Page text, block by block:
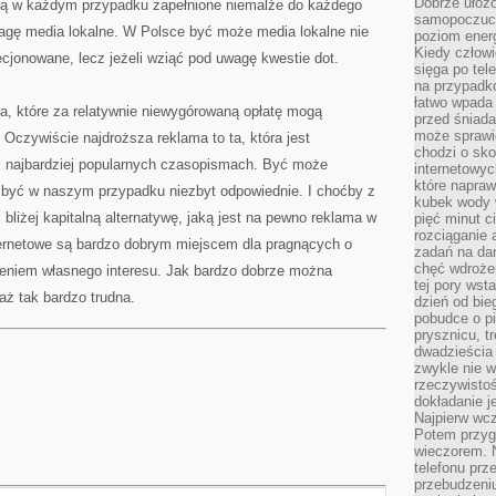
w każdym przypadku zapełnione niemalże do każdego
media lokalne. W Polsce być może media lokalne nie
lecz jeżeli wziąć pod uwagę kwestie dot.
które za relatywnie niewygórowaną opłatę mogą
najdroższa reklama to ta, która jest
popularnych czasopismach. Być może
w naszym przypadku niezbyt odpowiednie. I choćby z
kapitalną alternatywę, jaką jest na pewno reklama w
są bardzo dobrym miejscem dla pragnących o
własnego interesu. Jak bardzo dobrze można
tak bardzo trudna.
poziom
Kiedy
sięga po
na
łatwo
przed
może
chodzi o
które
kubek
pięć minut
rozciąganie
zadań na
chęć
tej pory
dzień od
pobudce o
prysznicu,
zwykle nie
dokładanie
Najpierw
Potem
wieczorem.
telefonu